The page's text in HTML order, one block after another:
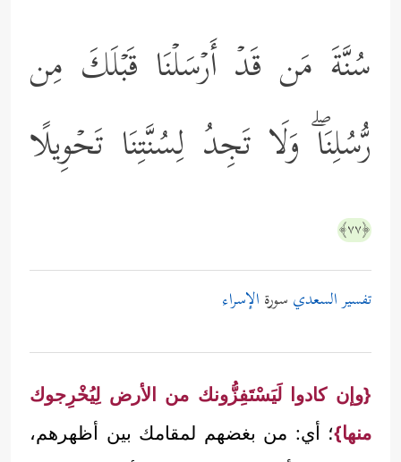
سُنَّةَ مَن قَدۡ أَرۡسَلۡنَا قَبۡلَكَ مِن
رُّسُلِنَاۖ وَلَا تَجِدُ لِسُنَّتِنَا تَحۡوِیلًا
﴿٧٧﴾
تفسير السعدي سورة الإسراء
{وإن كادوا لَيَسْتَفِزُّونك من الأرض لِيُخْرِجوك
منها}؛ أي: من بغضهم لمقامك بين أظهرهم،